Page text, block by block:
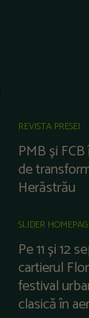
REVISTA PRESEI
PMB și
de
Herăstrău
SLIDER
Pe 11 și 12
cartierul
festival
clasică în